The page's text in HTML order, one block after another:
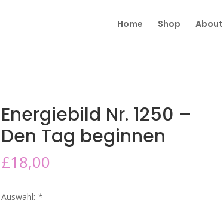
Home Shop About
Energiebild Nr. 1250 –
Den Tag beginnen
£18,00
Auswahl: *